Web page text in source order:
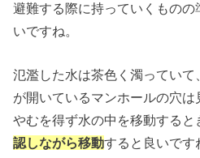
避難する際に持っていくものの
いですね。
氾濫した水は茶色く濁っていて
が開いているマンホールの穴は
やむを得ず水の中を移動すると
認しながら移動すると良いです